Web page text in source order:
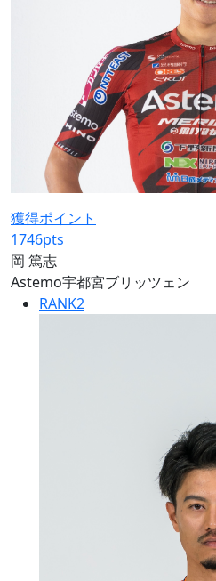
獲得ポイント
1746pts
岡 篤志
Astemo宇都宮ブリッツェン
RANK2